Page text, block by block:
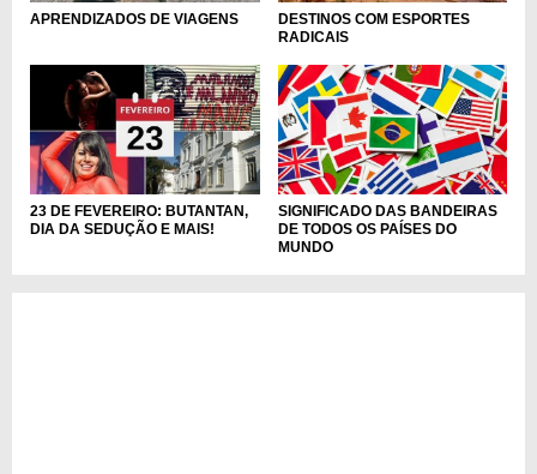
APRENDIZADOS DE VIAGENS
DESTINOS COM ESPORTES
RADICAIS
23 DE FEVEREIRO: BUTANTAN,
DIA DA SEDUÇÃO E MAIS!
SIGNIFICADO DAS BANDEIRAS
DE TODOS OS PAÍSES DO
MUNDO